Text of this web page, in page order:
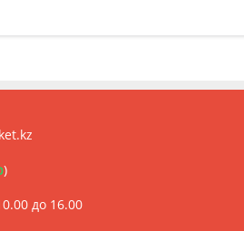
)
до 16.00